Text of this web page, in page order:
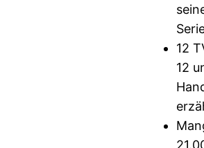
12
12